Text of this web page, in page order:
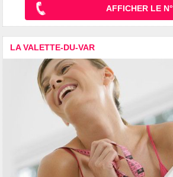
AFFICHER LE N°
LA VALETTE-DU-VAR